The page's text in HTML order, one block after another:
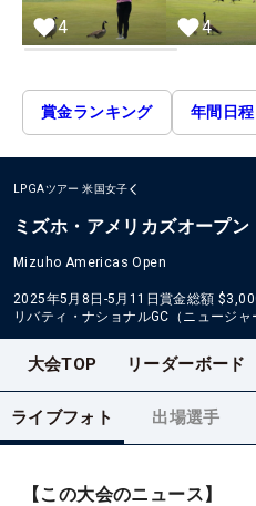
4 4
賞金ランキング 年間日程
LPGAツアー 米国女子
ミズホ・アメリカズオープン
Mizuho Americas Open
2025年5月8日-5月11日賞金総額
リバティ・ナショナルGC（ニュージャ
大会TOP リーダーボード
ライブフォト 出場選手
【この大会のニュース】